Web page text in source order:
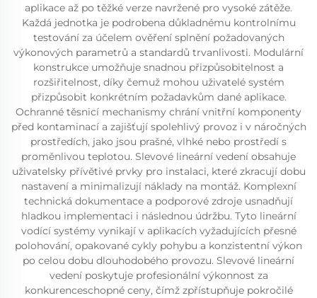
aplikace až po těžké verze navržené pro vysoké zátěže.
Každá jednotka je podrobena důkladnému kontrolnímu
testování za účelem ověření splnění požadovaných
výkonových parametrů a standardů trvanlivosti. Modulární
konstrukce umožňuje snadnou přizpůsobitelnost a
rozšiřitelnost, díky čemuž mohou uživatelé systém
přizpůsobit konkrétním požadavkům dané aplikace.
Ochranné těsnicí mechanismy chrání vnitřní komponenty
před kontaminací a zajišťují spolehlivý provoz i v náročných
prostředích, jako jsou prašné, vlhké nebo prostředí s
proměnlivou teplotou. Slevové lineární vedení obsahuje
uživatelsky přívětivé prvky pro instalaci, které zkracují dobu
nastavení a minimalizují náklady na montáž. Komplexní
technická dokumentace a podporové zdroje usnadňují
hladkou implementaci i následnou údržbu. Tyto lineární
vodící systémy vynikají v aplikacích vyžadujících přesné
polohování, opakované cykly pohybu a konzistentní výkon
po celou dobu dlouhodobého provozu. Slevové lineární
vedení poskytuje profesionální výkonnost za
konkurenceschopné ceny, čímž zpřístupňuje pokročilé